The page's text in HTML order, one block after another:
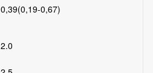
0,39(0,19-0,67)
2.0